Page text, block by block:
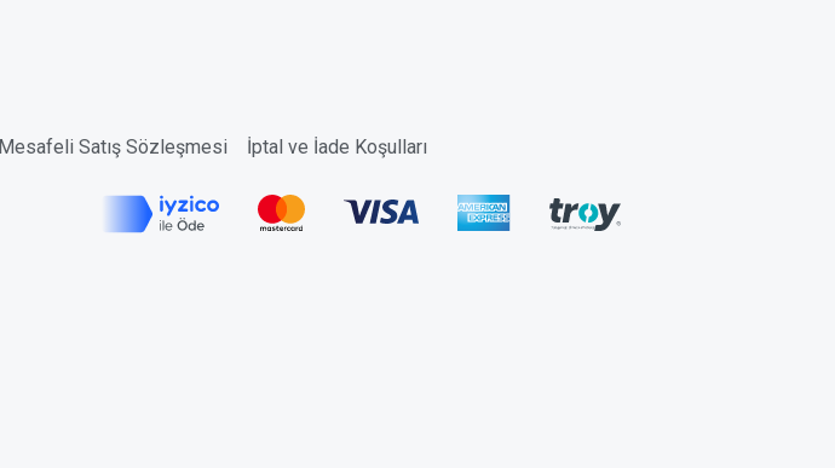
Mesafeli Satış Sözleşmesi İptal ve İade Koşulları